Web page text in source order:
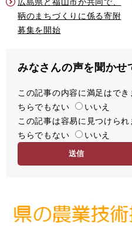
鞆のまちづくりに係る寄附
募集を開始
みなさんの声を聞かせ
満
足
度
この記事の内容に満足はで
ちらでもない
いいえ
容
易
この記事は容易に見つけら
ちらでもない
いいえ